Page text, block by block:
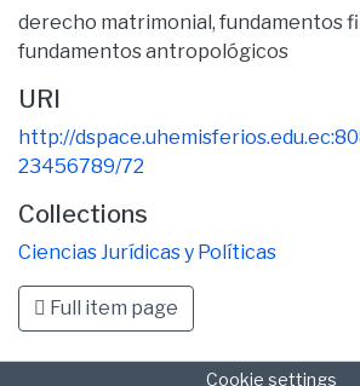
derecho matrimonial, fundamentos
fundamentos antropológicos
URI
http://
23456789/72
Collections
Ciencias Jurídicas y Políticas
Full item page
Cookie settings